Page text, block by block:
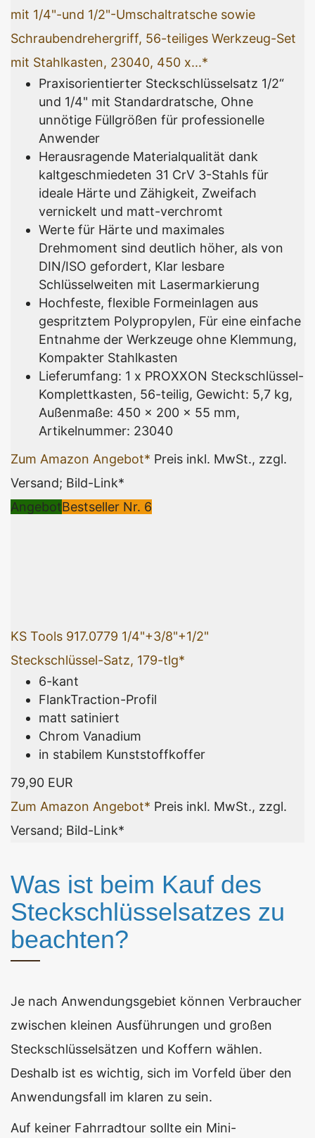
mit 1/4"-und 1/2"-Umschaltratsche sowie
Schraubendrehergriff, 56-teiliges Werkzeug-Set
mit Stahlkasten, 23040, 450 x...*
Praxisorientierter Steckschlüsselsatz 1/2“
und 1/4" mit Standardratsche, Ohne
unnötige Füllgrößen für professionelle
Anwender
Herausragende Materialqualität dank
kaltgeschmiedeten 31 CrV 3-Stahls für
ideale Härte und Zähigkeit, Zweifach
vernickelt und matt-verchromt
Werte für Härte und maximales
Drehmoment sind deutlich höher, als von
DIN/ISO gefordert, Klar lesbare
Schlüsselweiten mit Lasermarkierung
Hochfeste, flexible Formeinlagen aus
gespritztem Polypropylen, Für eine einfache
Entnahme der Werkzeuge ohne Klemmung,
Kompakter Stahlkasten
Lieferumfang: 1 x PROXXON Steckschlüssel-
Komplettkasten, 56-teilig, Gewicht: 5,7 kg,
Außenmaße: 450 x 200 x 55 mm,
Artikelnummer: 23040
Zum Amazon Angebot* Preis inkl. MwSt., zzgl.
Versand; Bild-Link*
AngebotBestseller Nr. 6
KS Tools 917.0779 1/4"+3/8"+1/2"
Steckschlüssel-Satz, 179-tlg*
6-kant
FlankTraction-Profil
matt satiniert
Chrom Vanadium
in stabilem Kunststoffkoffer
79,90 EUR
Zum Amazon Angebot* Preis inkl. MwSt., zzgl.
Versand; Bild-Link*
Was ist beim Kauf des
Steckschlüsselsatzes zu
beachten?
Je nach Anwendungsgebiet können Verbraucher
zwischen kleinen Ausführungen und großen
Steckschlüsselsätzen und Koffern wählen.
Deshalb ist es wichtig, sich im Vorfeld über den
Anwendungsfall im klaren zu sein.
Auf keiner Fahrradtour sollte ein Mini-